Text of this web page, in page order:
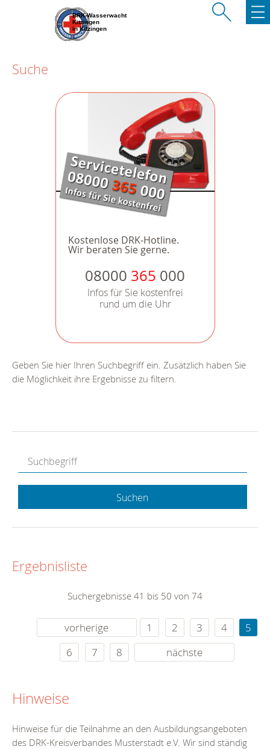
BRK-Wasserwacht
Kitzingen
in Kitzingen
Suche
Kostenlose DRK-Hotline.
Wir beraten Sie gerne.
08000 365 000
Infos für Sie kostenfrei
rund um die Uhr
Geben Sie hier Ihren Suchbegriff ein. Zusätzlich haben Sie
die Möglichkeit ihre Ergebnisse zu filtern.
Suchen
Ergebnisliste
Suchergebnisse 41 bis 50 von 74
vorherige 1 2 3 4
5
6
7 8 nächste
Hinweise
Hinweise für die Teilnahme an den Ausbildungsangeboten
des DRK-Kreisverbandes Musterstadt e.V. Wir sind ständig